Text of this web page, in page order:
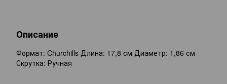
Описание
Формат: Churchills Длина: 17,8 см Диаметр: 1,86 см
Скрутка: Ручная